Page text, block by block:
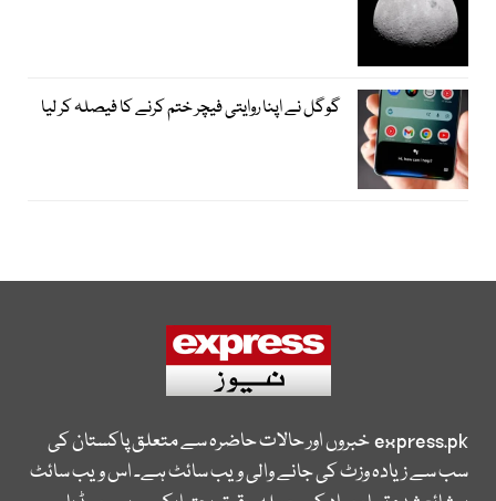
گوگل نے اپنا روایتی فیچر ختم کرنے کا فیصلہ کر لیا
express.pkخبروں اور حالات حاضرہ سے متعلق پاکستان کی
سب سے زیادہ وزٹ کی جانے والی ویب سائٹ ہے۔ اس ویب سائٹ